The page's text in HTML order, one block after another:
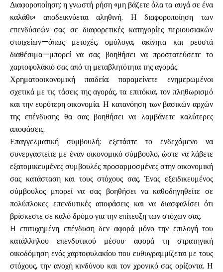
Διαφοροποίηση: η γνωστή ρήση «μη βάζετε όλα τα αυγά σε ένα
καλάθι» αποδεικνύεται αληθινή. Η διαφοροποίηση των
επενδύσεών σας σε διαφορετικές κατηγορίες περιουσιακών
στοιχείων—όπως μετοχές, ομόλογα, ακίνητα και ρευστά
διαθέσιμα—μπορεί να σας βοηθήσει να προστατεύσετε το
χαρτοφυλάκιό σας από τη μεταβλητότητα της αγοράς.
Χρηματοοικονομική παιδεία: παραμείνετε ενημερωμένοι
σχετικά με τις τάσεις της αγοράς, τα επιτόκια, τον πληθωρισμό
και την ευρύτερη οικονομία. Η κατανόηση των βασικών αρχών
της επένδυσης θα σας βοηθήσει να λαμβάνετε καλύτερες
αποφάσεις.
Επαγγελματική συμβουλή: εξετάστε το ενδεχόμενο να
συνεργαστείτε με έναν οικονομικό σύμβουλο, ώστε να λάβετε
εξατομικευμένες συμβουλές προσαρμοσμένες στην οικονομική
σας κατάσταση και τους στόχους σας. Ένας εξειδικευμένος
σύμβουλος μπορεί να σας βοηθήσει να καθοδηγηθείτε σε
πολύπλοκες επενδυτικές αποφάσεις και να διασφαλίσει ότι
βρίσκεστε σε καλό δρόμο για την επίτευξη των στόχων σας.
Η επιτυχημένη επένδυση δεν αφορά μόνο την επιλογή του
κατάλληλου επενδυτικού μέσου· αφορά τη στρατηγική
οικοδόμηση ενός χαρτοφυλακίου που ευθυγραμμίζεται με τους
στόχους, την ανοχή κινδύνου και τον χρονικό σας ορίζοντα. Η